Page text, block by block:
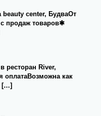
beauty center, БудваОт
продаж товаров✱
ресторан River,
оплатаВозможна как
[…]